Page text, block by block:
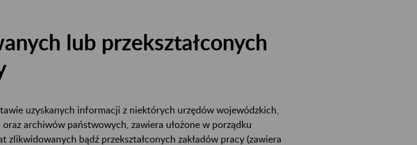
lub przekształconych
uzyskanych informacji z niektórych urzędów wojewódzkich,
archiwów państwowych, zawiera ułożone w porządku
bądź przekształconych zakładów pracy (zawiera